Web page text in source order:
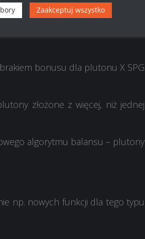
wybacz.Pragnę zaznaczyć, że
które już z nami nie pracują.
bonusu dla plutonu X SPG
złożone z więcej, niż jednej
algorytmu balansu – plutony
np. nowych funkcji dla tego typu
Zaakceptuj wszystko